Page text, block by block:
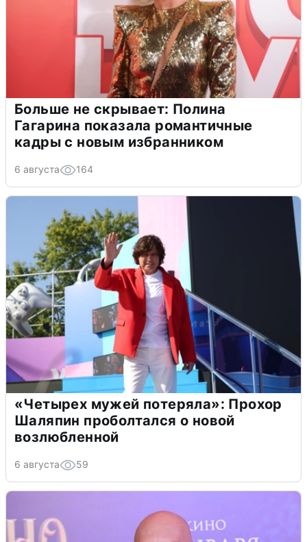
Больше не скрывает: Полина
Гагарина показала романтичные
кадры с новым избранником
6 августа 164
«Четырех мужей потеряла»: Прохор
Шаляпин проболтался о новой
возлюбленной
6 августа 59